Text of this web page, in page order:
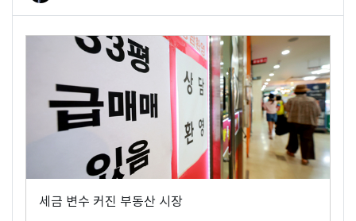
세금 변수 커진 부동산 시장